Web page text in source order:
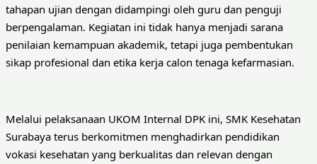
tahapan ujian dengan didampingi oleh guru dan penguji
berpengalaman. Kegiatan ini tidak hanya menjadi sarana
penilaian kemampuan akademik, tetapi juga pembentukan
sikap profesional dan etika kerja calon tenaga kefarmasian.
Melalui pelaksanaan UKOM Internal DPK ini, SMK Kesehatan
Surabaya terus berkomitmen menghadirkan pendidikan
vokasi kesehatan yang berkualitas dan relevan dengan